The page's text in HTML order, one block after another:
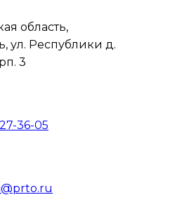
область,
ул. Республики д.
3
36-05